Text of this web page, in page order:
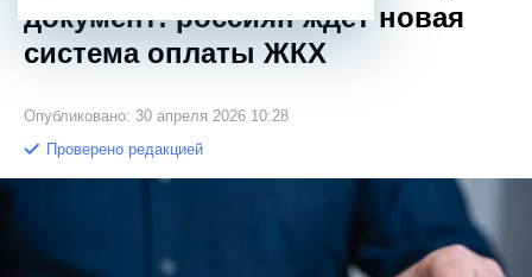
документ: россиян ждет новая
система оплаты ЖКХ
Опубликовано: 30 апреля 2026 10:28
Проверено редакцией